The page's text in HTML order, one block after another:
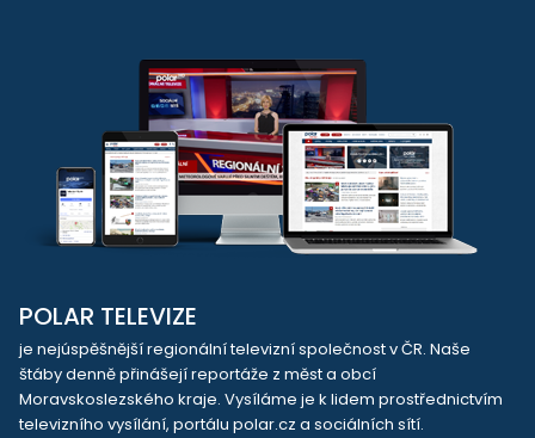
POLAR TELEVIZE
je nejúspěšnější regionální televizní společnost v ČR. Naše
štáby denně přinášejí reportáže z měst a obcí
Moravskoslezského kraje. Vysíláme je k lidem prostřednictvím
televizního vysílání, portálu polar.cz a sociálních sítí.